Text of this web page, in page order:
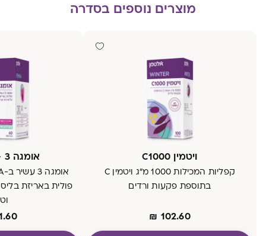
מוצרים נוספים בסדרה
ויטמין C1000
קפליות המכילות 1000 מ"ג ויטמין C
בתוספת פקעות ורדים
₪ 102.60
אומגה 3 - 9 חודשים
פולית באריזת